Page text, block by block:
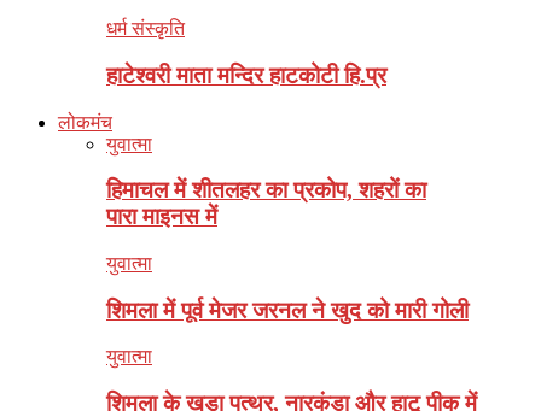
धर्म संस्कृति
हाटेश्वरी माता मन्दिर हाटकोटी हि.प्र
लोकमंच
युवात्मा
हिमाचल में शीतलहर का प्रकोप, शहरों का
पारा माइनस में
युवात्मा
शिमला में पूर्व मेजर जरनल ने खुद को मारी गोली
युवात्मा
शिमला के खड़ा पत्थर, नारकंडा और हाटू पीक में